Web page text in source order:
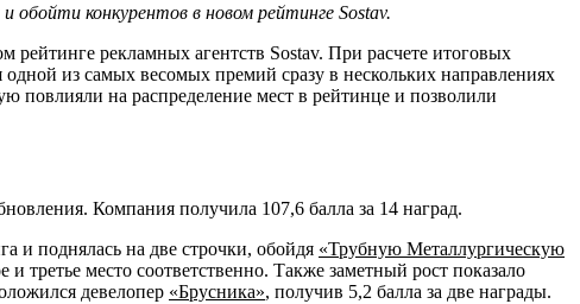
конкурентов в новом рейтинге Sostav.
рейтинге рекламных агентств Sostav. При расчете итоговых
из самых весомых премий сразу в нескольких направлениях
повлияли на распределение мест в рейтинце и позволили
Компания получила 107,6 балла за 14 наград.
и поднялась на две строчки, обойдя «Трубную Металлургическую
третье место соответственно. Также заметный рост показало
девелопер «Брусника», получив 5,2 балла за две награды.